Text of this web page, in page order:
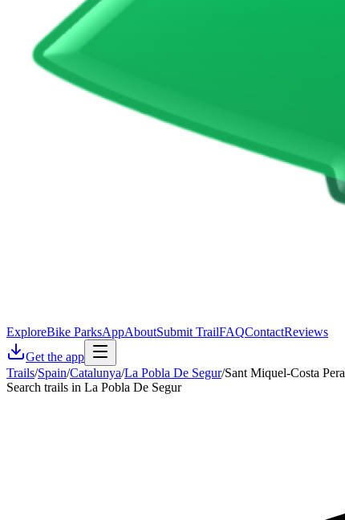
ExploreBike ParksAppAboutSubmit TrailFAQContactReviews
Get the app
Trails/Spain/Catalunya/La Pobla De Segur/Sant Miquel-Costa Pera
Search trails in La Pobla De Segur